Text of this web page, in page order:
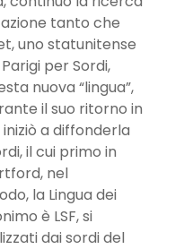
tanto che
uno statunitense
per Sordi,
nuova “lingua”,
il suo ritorno in
a diffonderla
il cui primo in
nel
la Lingua dei
è LSF, si
dai sordi del